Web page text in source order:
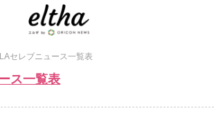
セレブニュース一覧表
ス一覧表